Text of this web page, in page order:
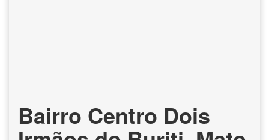
Bairro Centro Dois